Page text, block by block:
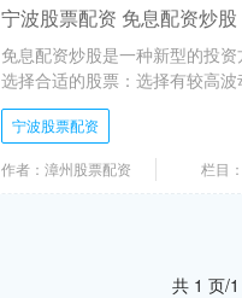
宁波股票配资 免息配资炒
免息配资炒股是一种新型的投
选择合适的股票：选择有较高
宁波股票配资
作者：漳州股票配资 栏目
共 1 页/